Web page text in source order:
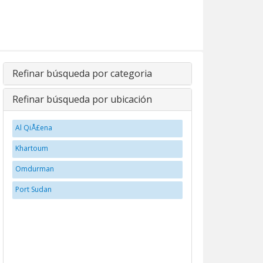
Refinar búsqueda por categoria
Refinar búsqueda por ubicación
Al QiÅ£ena
Khartoum
Omdurman
Port Sudan